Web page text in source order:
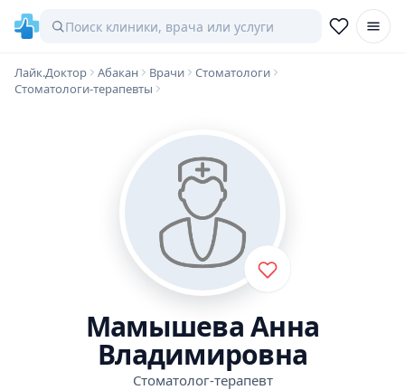
Лайк.Доктор Абакан Врачи
Стоматологи
Стоматологи-терапевты
Мамышева Анна
Владимировна
Стоматолог-терапевт